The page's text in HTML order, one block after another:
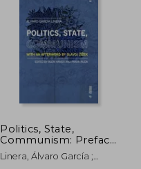
Politics, State,
Communism: Preface
by Slavoj Zizek (en
Inglés)
Linera, Álvaro García ;